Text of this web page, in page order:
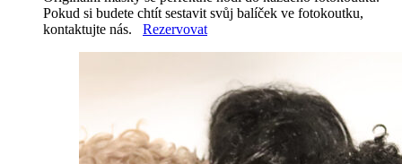
Pokud si budete chtít sestavit svůj balíček ve fotokoutku,
kontaktujte nás. Rezervovat